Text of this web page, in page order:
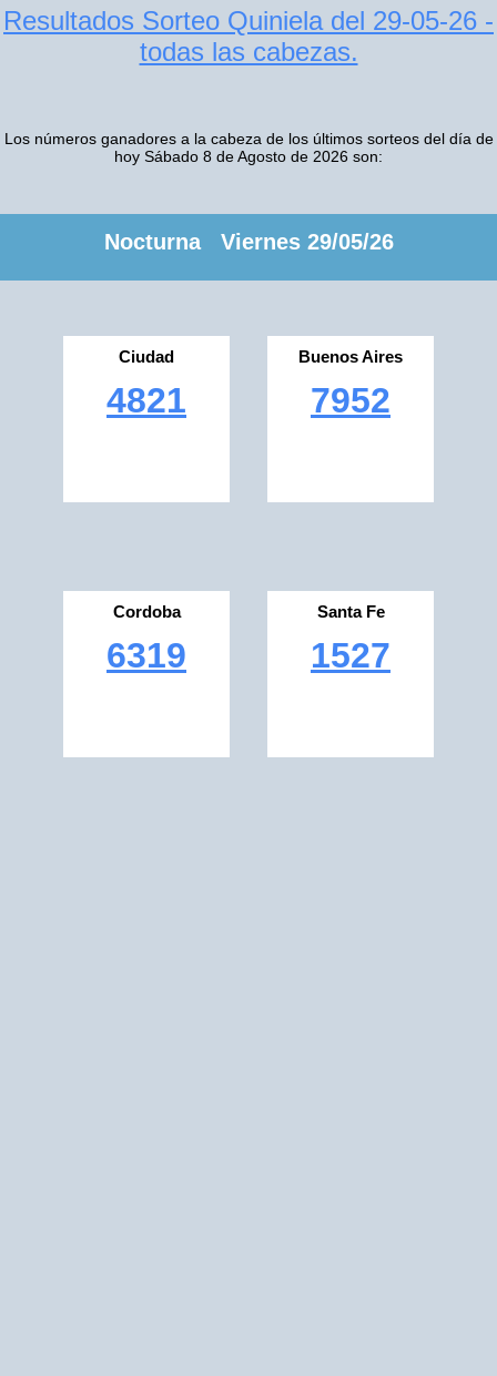
Resultados Sorteo Quiniela del 29-05-26 -
todas las cabezas.
Los números ganadores a la cabeza de los últimos sorteos del día de
hoy Sábado 8 de Agosto de 2026 son:
Nocturna Viernes 29/05/26
Ciudad
4821
Buenos Aires
7952
Cordoba
6319
Santa Fe
1527